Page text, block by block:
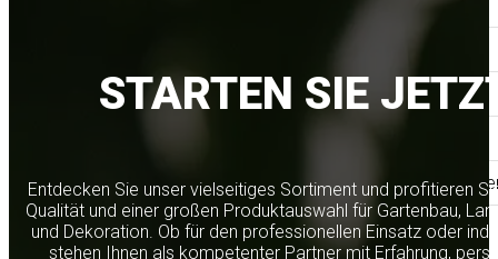
Filiale Wien
Filiale Kematen
Abgabestelle
News
STARTEN SIE
Entdecken Sie unser vielseitiges Sortiment und profitieren
Qualität und einer großen Produktauswahl für Gartenbau,
und Dekoration. Ob für den professionellen Einsatz oder
stehen Ihnen als kompetenter Partner mit Erfahrung,